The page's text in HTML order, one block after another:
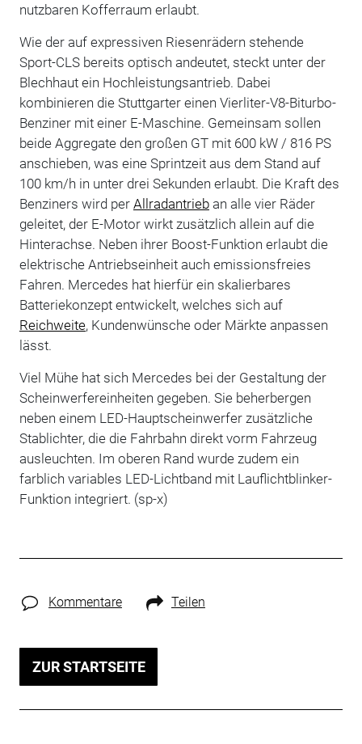
nutzbaren Kofferraum erlaubt.
Wie der auf expressiven Riesenrädern stehende
Sport-CLS bereits optisch andeutet, steckt unter der
Blechhaut ein Hochleistungsantrieb. Dabei
kombinieren die Stuttgarter einen Vierliter-V8-Biturbo-
Benziner mit einer E-Maschine. Gemeinsam sollen
beide Aggregate den großen GT mit 600 kW / 816 PS
anschieben, was eine Sprintzeit aus dem Stand auf
100 km/h in unter drei Sekunden erlaubt. Die Kraft des
Benziners wird per Allradantrieban alle vier Räder
geleitet, der E-Motor wirkt zusätzlich allein auf die
Hinterachse. Neben ihrer Boost-Funktion erlaubt die
elektrische Antriebseinheit auch emissionsfreies
Fahren. Mercedes hat hierfür ein skalierbares
Batteriekonzept entwickelt, welches sich auf
Reichweite, Kundenwünsche oder Märkte anpassen
lässt.
Viel Mühe hat sich Mercedes bei der Gestaltung der
Scheinwerfereinheiten gegeben. Sie beherbergen
neben einem LED-Hauptscheinwerfer zusätzliche
Stablichter, die die Fahrbahn direkt vorm Fahrzeug
ausleuchten. Im oberen Rand wurde zudem ein
farblich variables LED-Lichtband mit Lauflichtblinker-
Funktion integriert. (sp-x)
Kommentare Teilen
ZUR STARTSEITE